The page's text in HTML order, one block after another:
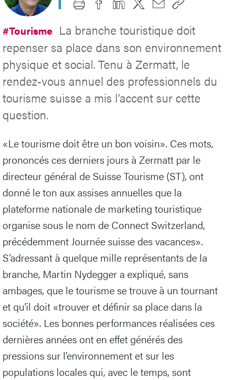
#Tourisme La branche touristique doit
repenser sa place dans son environnement
physique et social. Tenu à Zermatt, le
rendez-vous annuel des professionnels du
tourisme suisse a mis l’accent sur cette
question.
«Le tourisme doit être un bon voisin». Ces mots,
prononcés ces derniers jours à Zermatt par le
directeur général de Suisse Tourisme (ST), ont
donné le ton aux assises annuelles que la
plateforme nationale de marketing touristique
organise sous le nom de Connect Switzerland,
précédemment Journée suisse des vacances».
S’adressant à quelque mille représentants de la
branche, Martin Nydegger a expliqué, sans
ambages, que le tourisme se trouve à un tournant
et qu’il doit «trouver et définir sa place dans la
société». Les bonnes performances réalisées ces
dernières années ont en effet générés des
pressions sur l’environnement et sur les
populations locales qui, avec le temps, sont